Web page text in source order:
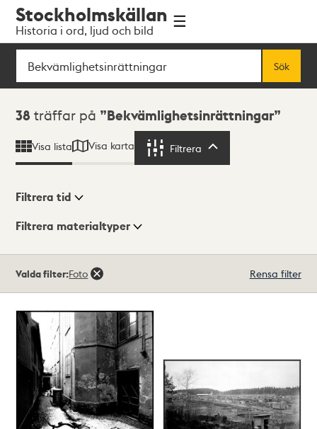
navigationen
huvudinnehållet
Stockholmskällan
Historia i ord, ljud och bild
Sök
Sök
Sökresultat
38 träffar på Bekvämlighetsinrättningar
Visa lista Visa karta Filtrera
Visningsläge
Filtrera tid
Filtrera materialtyper
träffar
Valda filter:Foto Rensa filter